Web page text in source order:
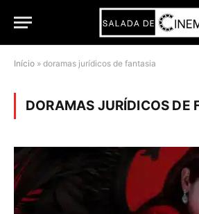
Início » doramas jurídicos de fantasia
DORAMAS JURÍDICOS DE